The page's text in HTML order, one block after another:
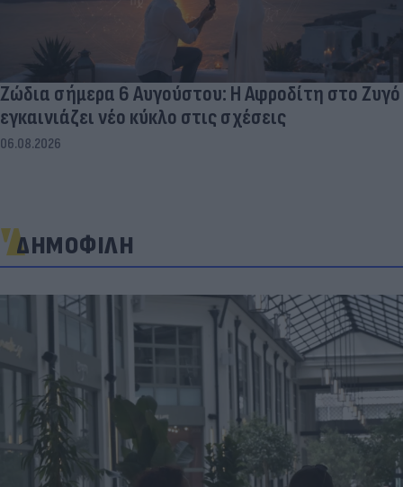
Ζώδια σήμερα 6 Αυγούστου: Η Αφροδίτη στο Ζυγό
εγκαινιάζει νέο κύκλο στις σχέσεις
06.08.2026
ΔΗΜΟΦΙΛΗ